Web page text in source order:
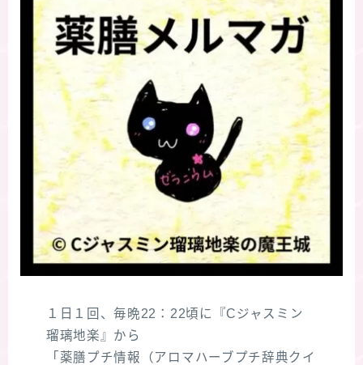
１日１回、毎晩22：22頃に『Cジャスミン
瑠璃地楽』から
「薬膳プチ情報（アロマハーブプチ辞典クイ